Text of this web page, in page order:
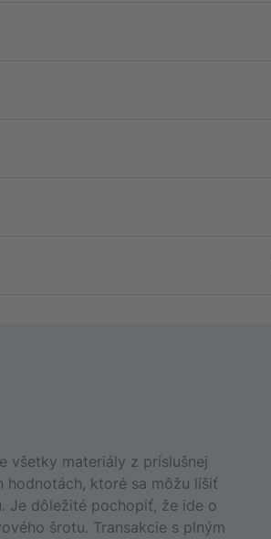
všetky materiály z príslušnej
hodnotách, ktoré sa môžu líšiť
Je dôležité pochopiť, že ide o
šrotu. Transakcie s plným